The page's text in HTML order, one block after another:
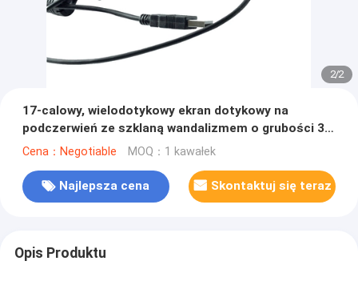
2/2
17-calowy, wielodotykowy ekran dotykowy na
podczerwień ze szklaną wandalizmem o grubości 3
mm
Cena：Negotiable MOQ：1 kawałek
Najlepsza cena Skontaktuj się teraz
Opis Produktu